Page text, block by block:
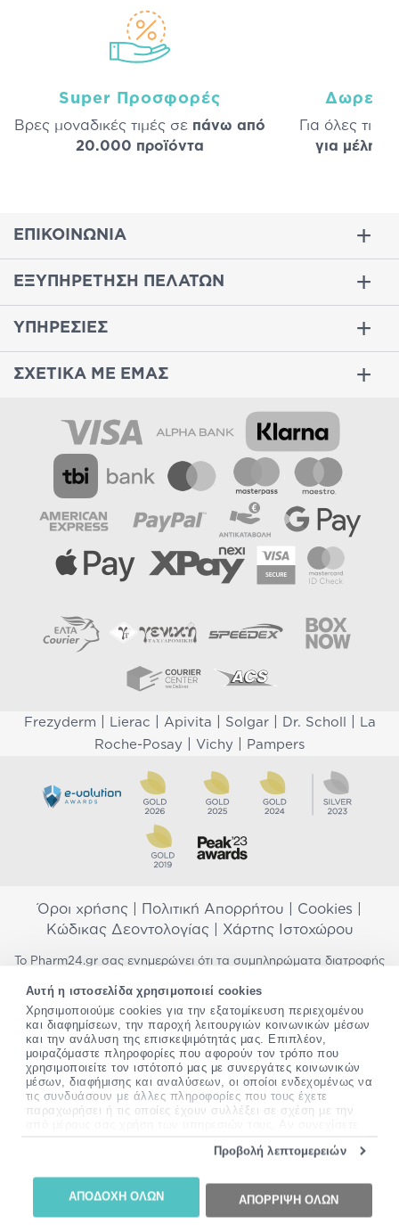
Αυτή η ιστοσελίδα χρησιμοποιεί cookies
Χρησιμοποιούμε cookies για την εξατομίκευση περιεχομένου
και διαφημίσεων, την παροχή λειτουργιών κοινωνικών μέσων
και την ανάλυση της επισκεψιμότητάς μας. Επιπλέον,
μοιραζόμαστε πληροφορίες που αφορούν τον τρόπο που
χρησιμοποιείτε τον ιστότοπό μας με συνεργάτες κοινωνικών
μέσων, διαφήμισης και αναλύσεων, οι οποίοι ενδεχομένως να
τις συνδυάσουν με άλλες πληροφορίες που τους έχετε
παραχωρήσει ή τις οποίες έχουν συλλέξει σε σχέση με την
να δείτεεδώ.
Προβολή λεπτομερειών
ΑΠΟΔΟΧΗ ΟΛΩΝ ΑΠΟΡΡΙΨΗ ΟΛΩΝ
Super Προσφορές
Βρες μοναδικές τιμές σε πάνω από
20.000 προϊόντα
Δωρεάν
Για όλες τις
για μέλη
ΕΠΙΚΟΙΝΩΝΙΑ
ΕΞΥΠΗΡΕΤΗΣΗ ΠΕΛΑΤΩΝ
ΥΠΗΡΕΣΙΕΣ
ΣΧΕΤΙΚΑ ΜΕ ΕΜΑΣ
Frezyderm Lierac Apivita Solgar| Dr. Scholl
La
Roche-Posay
Vichy Pampers
Όροι χρήσης Πολιτική Απορρήτου Cookies
Κώδικας Δεοντολογίας| Χάρτης Ιστοχώρου
Το Pharm24.gr σας ενημερώνει ότι τα συμπληρώματα διατροφής
προορίζονται για την πρόληψη, αγωγή ή θεραπεία ανθρώπινης
νόσου. Συμβουλευτείτε τον γιατρό σας εάν είστε έγκυος,
θηλάζετε, ακολουθείτε παράλληλα φαρμακευτική αγωγή ή
αντιμετωπίζετε προβλήματα υγείας πριν χρησιμοποιήσετε
οποιοδήποτε συμπλήρωμα διατροφής. Προσπαθούμε διαρκώς να
σας παρέχουμε ακριβείς και έγκυρες πληροφορίες. Σε περίπτωση
που έχετε κάποια ερώτηση ή παρατήρηση σχετικά με αυτές,
παρακαλώεπικοινωνήστε μαζί μας.
2012-2026 - All rights Reserved •
Website by